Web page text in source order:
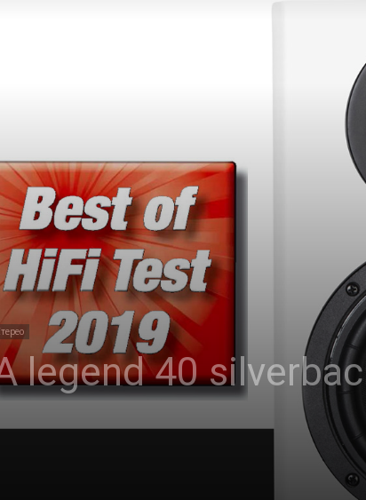
legend 40